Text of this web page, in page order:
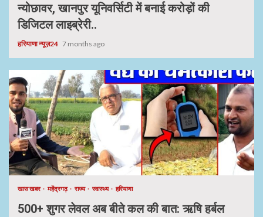
न्योछावर, खानपुर यूनिवर्सिटी में बनाई करोड़ों की
डिजिटल लाइब्रेरी..
हरियाणा न्यूज़24 7 months ago
खास खबर महेंद्रगढ़ राज्य स्वास्थ्य हरियाणा
500+ शुगर लेवल अब बीते कल की बात: ऋषि हर्बल